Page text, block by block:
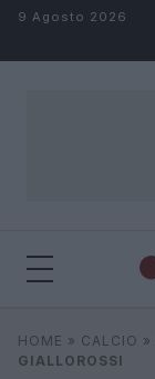
Salta al contenuto
9 Agosto 2026
Cerca
HOME » CALCIO »
GIALLOROSSI